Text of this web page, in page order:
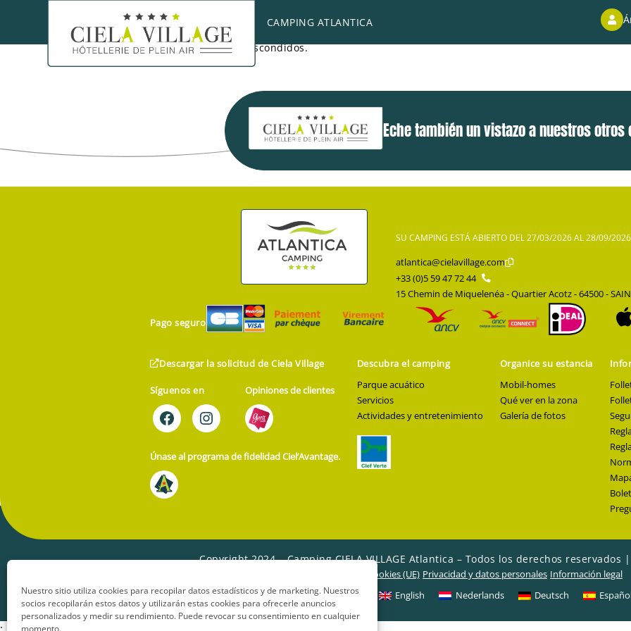
Nuestro sitio utiliza cookies para recopilar datos estadísticos y de marketing. Nuestros
socios recopilarán estos datos y utilizarán estas cookies para ofrecerle anuncios
personalizados y medir su rendimiento. Puede revocar su consentimiento en cualquier
momento.
CAMPING ATLANTICA
La playa de Erromardie es una playa de arena y piedra que es perfecta si buscas paz y tranquilidad. En
que puedes aprovechar para tomarte algo al final del día contemplando el atardecer. No te olvides de tus
entretenerte buscando cangrejos escondidos.
Eche también un vistazo a nuestros
SU CAMPING ESTÁ ABIERTO DEL 27/03/2026 AL 28/09/2026
atlantica@cielavillage.com
+33 (0)5 59 47 72 44
15 Chemin de Miquelenéa - Quartier Acotz - 64500 -
Pago seguro
Descargar la solicitud de Ciela Village
Síguenos en Opiniones de clientes
Únase al programa de fidelidad Ciel’Avantage.
Descubra el camping
Parque acuático
Servicios
Actividades y entretenimiento
Organice su estancia
Mobil-homes
Qué ver en la zona
Galería de fotos
Copyright 2024 – Camping CIELA VILLAGE Atlantica – Todos los derechos reservados |
Política de cookies (UE) Privacidad y datos personales Información legal
Français
English Nederlands Deutsch